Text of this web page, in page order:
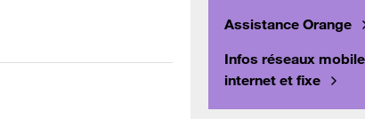
Assistance Orange
Infos réseaux mobile
internet et fixe